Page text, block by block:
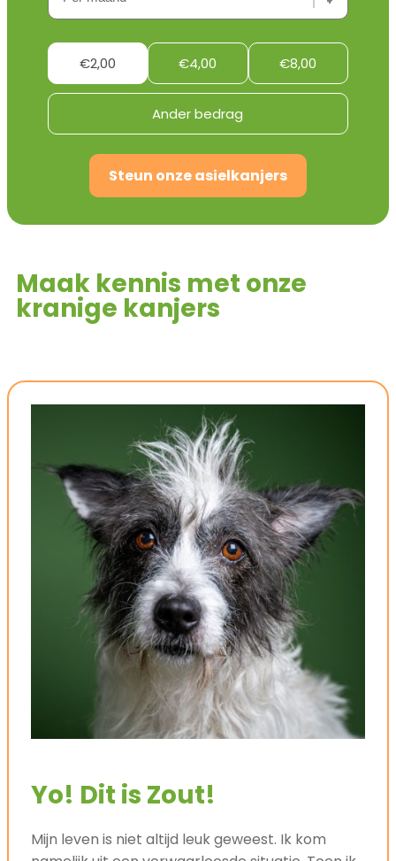
€2,00 €4,00 €8,00
Ander bedrag
Maak kennis met onze
kranige kanjers
Yo! Dit is Zout!
Mijn leven is niet altijd leuk geweest. Ik kom